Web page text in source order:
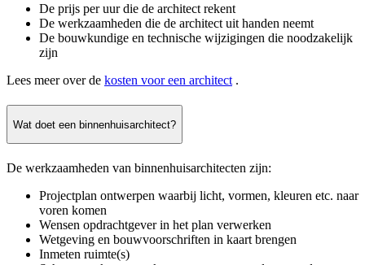
De prijs per uur die de architect rekent
De werkzaamheden die de architect uit handen neemt
De bouwkundige en technische wijzigingen die noodzakelijk
zijn
Lees meer over de kosten voor een architect .
Wat doet een binnenhuisarchitect?
De werkzaamheden van binnenhuisarchitecten zijn:
Projectplan ontwerpen waarbij licht, vormen, kleuren etc. naar
voren komen
Wensen opdrachtgever in het plan verwerken
Wetgeving en bouwvoorschriften in kaart brengen
Inmeten ruimte(s)